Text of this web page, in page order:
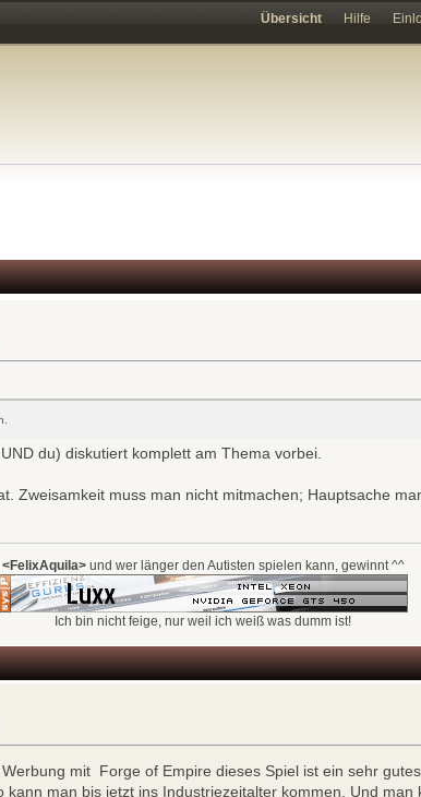
Übersicht Hilfe
du) diskutiert komplett am Thema vorbei.
Zweisamkeit muss man nicht mitmachen; Hauptsache
<FelixAquila>und wer länger den Autisten spielen kann, gewinnt ^^
Ich bin nicht feige, nur weil ich weiß was dumm ist!
mit Forge of Empire dieses Spiel ist ein sehr
man bis jetzt ins Industriezeitalter kommen. Und man